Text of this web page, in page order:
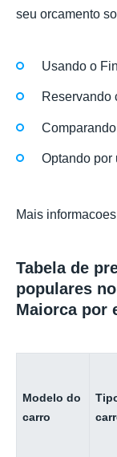
seu orcamento
Usando o
Reservando
Optando por
Mais
Tabela de
populares
Maiorca por
Modelo do
carro